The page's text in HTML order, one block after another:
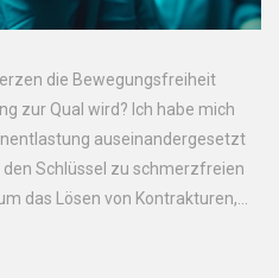
die Bewegungsfreiheit
zur Qual wird? Ich habe mich
auseinandergesetzt
Schlüssel zu schmerzfreien
das Lösen von Kontrakturen,
Beitrag beschreibe ich, wie